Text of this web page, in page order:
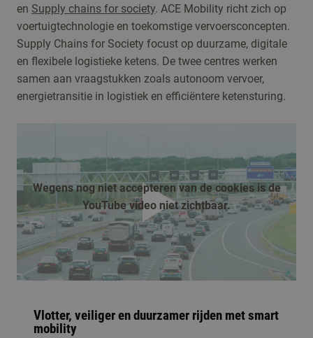
en Supply chains for society. ACE Mobility richt zich op
voertuigtechnologie en toekomstige vervoersconcepten.
Supply Chains for Society focust op duurzame, digitale
en flexibele logistieke ketens. De twee centres werken
samen aan vraagstukken zoals autonoom vervoer,
energietransitie in logistiek en efficiëntere ketensturing.
afspelen
Wegens nog niet accepteren van de cookies is de
YouTube video niet zichtbaar.
Vlotter, veiliger en duurzamer rijden met smart
mobility